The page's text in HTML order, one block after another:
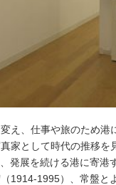
え、仕事や旅のため港
家として時代の推移を
発展を続ける港に寄港
1914-1995）、常盤と